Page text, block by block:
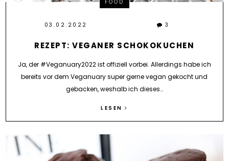
FOOD
03.02.2022 3
REZEPT: VEGANER SCHOKOKUCHEN
Ja, der #Veganuary2022 ist offiziell vorbei. Allerdings habe ich
bereits vor dem Veganuary super gerne vegan gekocht und
gebacken, weshalb ich dieses…
LESEN